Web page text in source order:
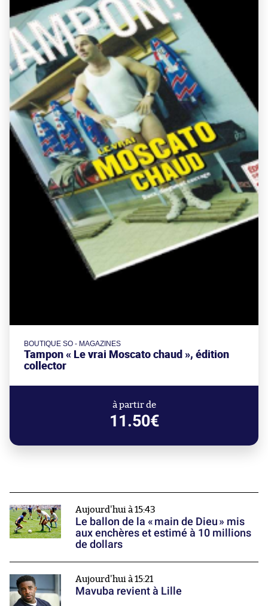
BOUTIQUE SO - MAGAZINES
Tampon « Le vrai Moscato chaud », édition
collector
à partir de
11.50€
Aujourd'hui à 15:43
Le ballon de la « main de Dieu » mis
aux enchères et estimé à 10 millions
de dollars
Aujourd'hui à 15:21
Mavuba revient à Lille